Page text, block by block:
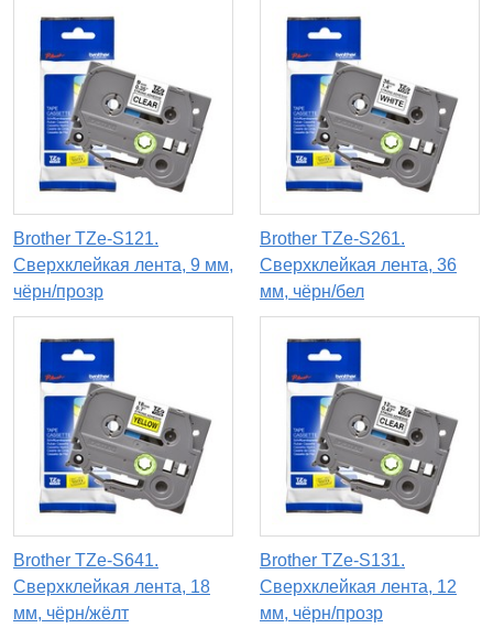
Brother TZe-S121.
Сверхклейкая лента, 9 мм,
чёрн/прозр
Brother TZe-S261.
Сверхклейкая лента, 36
мм, чёрн/бел
Brother TZe-S641.
Сверхклейкая лента, 18
мм, чёрн/жёлт
Brother TZe-S131.
Сверхклейкая лента, 12
мм, чёрн/прозр